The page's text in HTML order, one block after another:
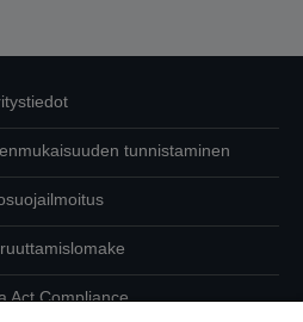
tunnistaminen
Act Compliance